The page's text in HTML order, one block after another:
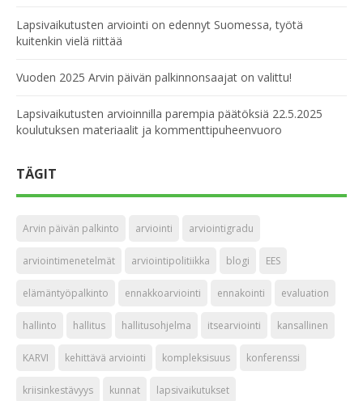
Lapsivaikutusten arviointi on edennyt Suomessa, työtä
kuitenkin vielä riittää
Vuoden 2025 Arvin päivän palkinnonsaajat on valittu!
Lapsivaikutusten arvioinnilla parempia päätöksiä 22.5.2025
koulutuksen materiaalit ja kommenttipuheenvuoro
TÄGIT
Arvin päivän palkinto arviointi arviointigradu
arviointimenetelmät arviointipolitiikka blogi EES
elämäntyöpalkinto ennakkoarviointi ennakointi evaluation
hallinto hallitus hallitusohjelma itsearviointi kansallinen
KARVI kehittävä arviointi kompleksisuus konferenssi
kriisinkestävyys kunnat lapsivaikutukset